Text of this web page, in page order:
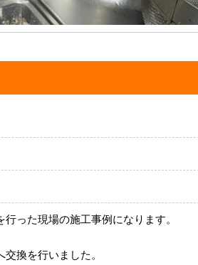
った現場の施工事例になります。
換を行いました。